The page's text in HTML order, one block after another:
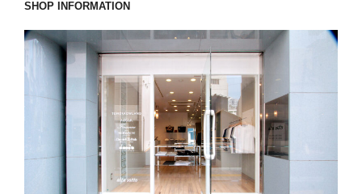
な
Finamore(フ
ィ
ナ
レ)
の
SIMONE(シ
SHOP INFORMATION